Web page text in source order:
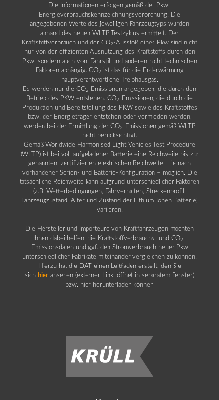
Die Informationen erfolgen gemäß der Pkw-
Energieverbrauchskennzeichnungsverordnung. Die
angegebenen Werte des jeweiligen Fahrzeugtyps wurden
anhand des neuen WLTP-Testzyklus ermittelt. Der
Kraftstoffverbrauch und der CO2 -Ausstoß eines Pkw sind nicht
nur von der effizienten Ausnutzung des Kraftstoffs durch den
Pkw, sondern auch vom Fahrstil und anderen nicht technischen
Faktoren abhängig. CO2 ist das für die Erderwärmung
hauptverantwortliche Treibhausgas.
Es werden nur die CO2 -Emissionen angegeben, die durch den
Betrieb des PKW entstehen. CO2 -Emissionen, die durch die
Produktion und Bereitstellung des PKW sowie des Kraftstoffes
bzw. der Energieträger entstehen oder vermieden werden,
werden bei der Ermittlung der CO2 -Emissionen gemäß WLTP
nicht berücksichtigt.
Gemäß Worldwide Harmonised Light Vehicles Test Procedure
(WLTP) ist bei voll aufgeladener Batterie eine Reichweite bis zur
genannten, zertifizierten elektrischen Reichweite – je nach
vorhandener Serien- und Batterie-Konfiguration – möglich. Die
tatsächliche Reichweite kann aufgrund unterschiedlicher Faktoren
(z.B. Wetterbedingungen, Fahrverhalten, Streckenprofil,
Fahrzeugzustand, Alter und Zustand der Lithium-Ionen-Batterie)
variieren.
Die Hersteller und Importeure von Kraftfahrzeugen möchten
Ihnen dabei helfen, die Kraftstoffverbrauchs- und CO2 -
Emissionsdaten und ggf. den Stromverbrauch neuer Pkw
unterschiedlicher Fabrikate miteinander vergleichen zu können.
Hierzu hat die DAT einen Leitfaden erstellt, den Sie
sich hier ansehen (externer Link, öffnet in separatem Fenster)
bzw. hier herunterladen können